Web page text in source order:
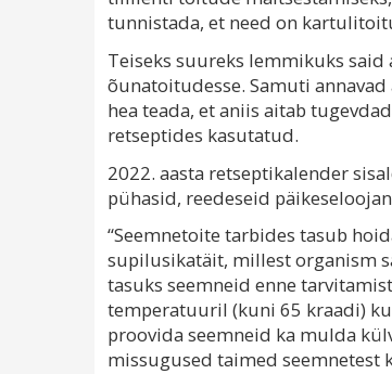
tunnistada, et need on
Teiseks suureks lemmikuks
õunatoitudesse. Samuti
hea teada, et aniis aitab
retseptides kasutatud.
2022. aasta retseptikalender
pühasid, reedeseid
“Seemnetoite tarbides tasub
supilusikatäit, millest organism
tasuks seemneid enne
temperatuuril (kuni 65 kraadi)
proovida seemneid ka mulda
missugused taimed seemnetest